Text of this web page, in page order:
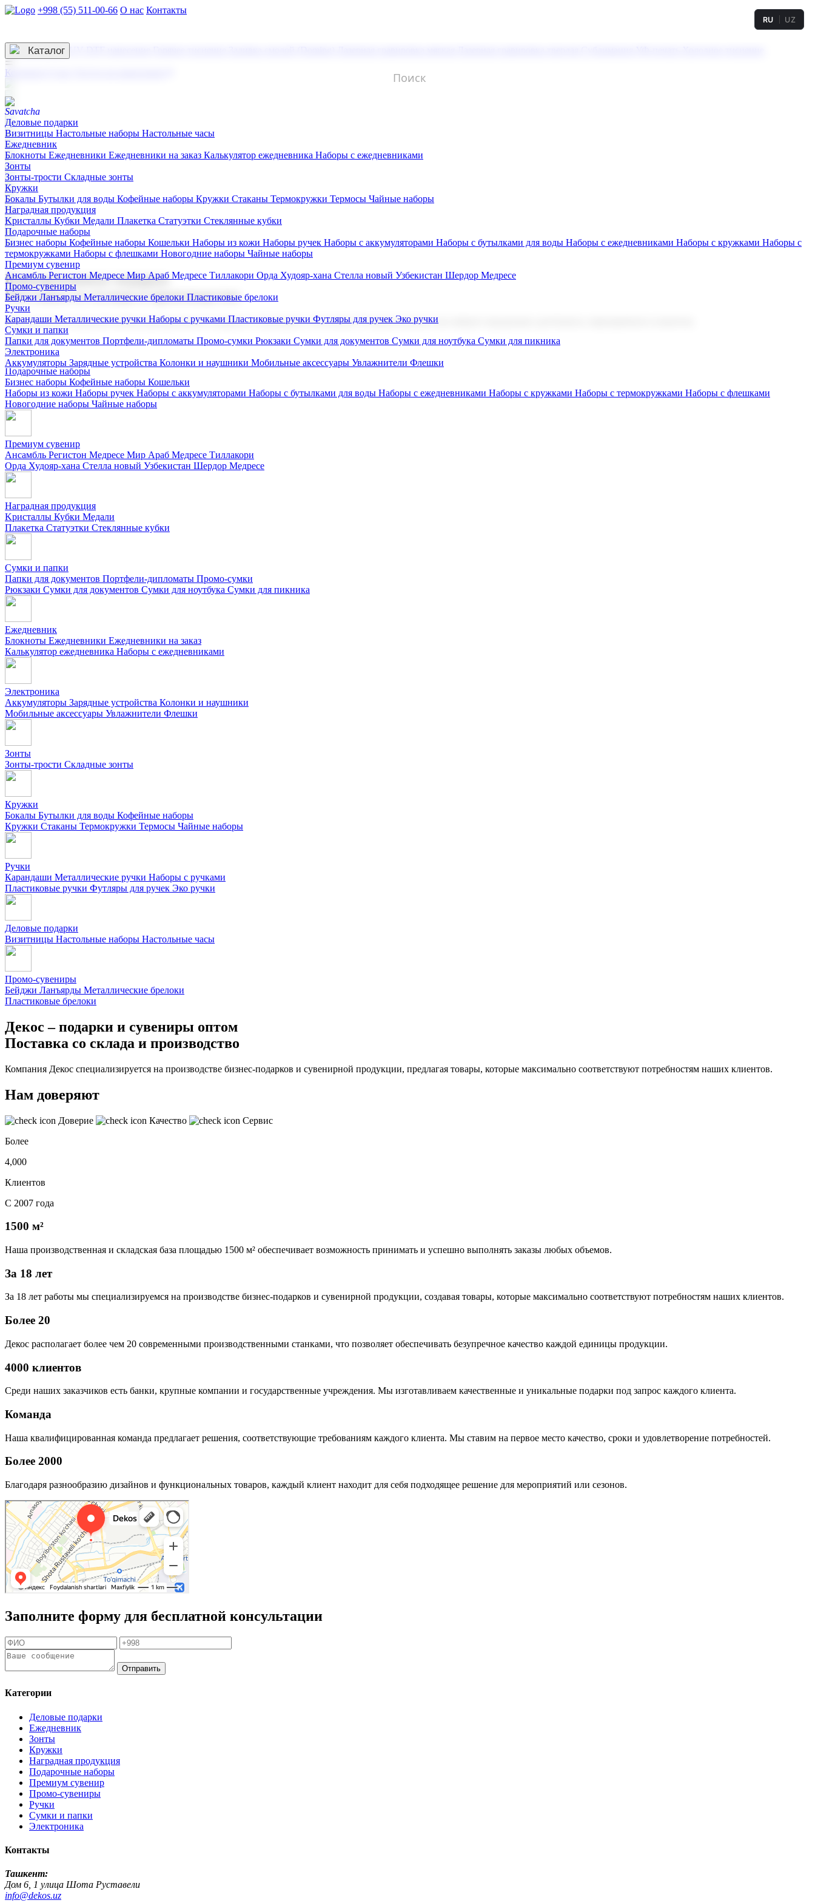
+998 (55) 511-00-66 О нас Контакты
3D гравировка
RU UZ
☰
Контакты
Каталог
Деловые подарки
Визитницы Настольные наборы Настольные часы
Ежедневник
Блокноты Ежедневники Ежедневники на заказ Калькулятор ежедневника Наборы с ежедневниками
Зонты
Зонты-трости Складные зонты
Кружки
Бокалы Бутылки для воды Кофейные наборы Кружки Стаканы Термокружки Термосы Чайные наборы
Наградная продукция
Kристаллы Кубки Медали Плакетка Статуэтки Стеклянные кубки
Подарочные наборы
Бизнес наборы Кофейные наборы Кошельки Наборы из кожи Наборы ручек Наборы с аккумуляторами Наборы с бутылками для воды Наборы с ежедневниками Наборы с кружками Наборы с
термокружками Наборы с флешками Новогодние наборы Чайные наборы
Премиум сувенир
Ансамбль Регистон Медресе Мир Араб Медресе Тиллакори Орда Худояр-хана Стелла новый Узбекистан Шердор Медресе
Промо-сувениры
Бейджи Ланъярды Металлические брелоки Пластиковые брелоки
Ручки
Карандаши Металлические ручки Наборы с ручками Пластиковые ручки Футляры для ручек Эко ручки
Сумки и папки
Папки для документов Портфели-дипломаты Промо-сумки Рюкзаки Сумки для документов Сумки для ноутбука Сумки для пикника
Электроника
Аккумуляторы Зарядные устройства Колонки и наушники Мобильные аксессуары Увлажнители Флешки
Корпоративные подарки
Поставка со склада и производство
Мы предлагаем широкий выбор корпоративных подарков и сувениров с логотипом. В нашем каталоге вы найдете продукцию для бизнеса, мероприятия и клиентов.
Подарочные наборы
Бизнес наборы Кофейные наборы Кошельки
Наборы из кожи Наборы ручек Наборы с аккумуляторами Наборы с бутылками для воды Наборы с ежедневниками Наборы с кружками Наборы с термокружками Наборы с флешками
Новогодние наборы Чайные наборы
Премиум сувенир
Ансамбль Регистон Медресе Мир Араб Медресе Тиллакори
Орда Худояр-хана Стелла новый Узбекистан Шердор Медресе
Наградная продукция
Kристаллы Кубки Медали
Плакетка Статуэтки Стеклянные кубки
Сумки и папки
Папки для документов Портфели-дипломаты Промо-сумки
Рюкзаки Сумки для документов Сумки для ноутбука Сумки для пикника
Ежедневник
Блокноты Ежедневники Ежедневники на заказ
Калькулятор ежедневника Наборы с ежедневниками
Электроника
Аккумуляторы Зарядные устройства Колонки и наушники
Мобильные аксессуары Увлажнители Флешки
Зонты
Зонты-трости Складные зонты
Кружки
Бокалы Бутылки для воды Кофейные наборы
Кружки Стаканы Термокружки Термосы Чайные наборы
Ручки
Карандаши Металлические ручки Наборы с ручками
Пластиковые ручки Футляры для ручек Эко ручки
Деловые подарки
Визитницы Настольные наборы Настольные часы
Промо-сувениры
Бейджи Ланъярды Металлические брелоки
Пластиковые брелоки
Декос – подарки и сувениры оптом
Поставка со склада и производство
Компания Декос специализируется на производстве бизнес-подарков и сувенирной продукции, предлагая товары, которые максимально соответствуют потребностям наших клиентов.
Нам доверяют
Доверие Качество
Сервис
Более
4,000
Клиентов
С 2007 года
1500 м²
Наша производственная и складская база площадью 1500 м² обеспечивает возможность принимать и успешно выполнять заказы любых объемов.
За 18 лет
За 18 лет работы мы специализируемся на производстве бизнес-подарков и сувенирной продукции, создавая товары, которые максимально соответствуют потребностям наших клиентов.
Более 20
Декос располагает более чем 20 современными производственными станками, что позволяет обеспечивать безупречное качество каждой единицы продукции.
4000 клиентов
Среди наших заказчиков есть банки, крупные компании и государственные учреждения. Мы изготавливаем качественные и уникальные подарки под запрос каждого клиента.
Команда
Наша квалифицированная команда предлагает решения, соответствующие требованиям каждого клиента. Мы ставим на первое место качество, сроки и удовлетворение потребностей.
Более 2000
Благодаря разнообразию дизайнов и функциональных товаров, каждый клиент находит для себя подходящее решение для мероприятий или сезонов.
Заполните форму для бесплатной консультации
Отправить
Категории
Деловые подарки
Ежедневник
Зонты
Кружки
Наградная продукция
Подарочные наборы
Премиум сувенир
Промо-сувениры
Ручки
Сумки и папки
Электроника
Контакты
Ташкент:
Дом 6, 1 улица Шота Руставели
info@dekos.uz